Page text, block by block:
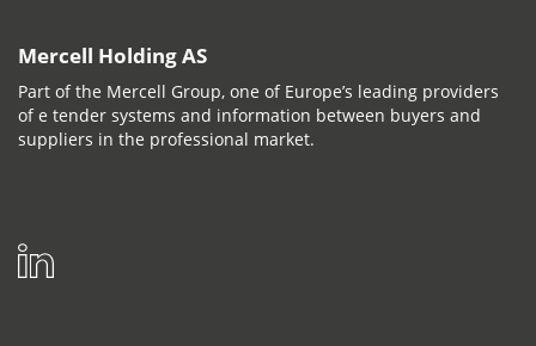
Mercell Holding AS
Part of the Mercell Group, one of Europe’s leading providers
of e tender systems and information between buyers and
suppliers in the professional market.